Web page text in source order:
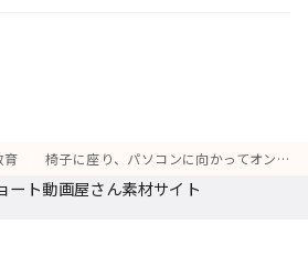
育 椅子に座り、パソコンに向かってオンライン授業を受けながら真剣に頷いている姿
ート動画屋さん素材サイト